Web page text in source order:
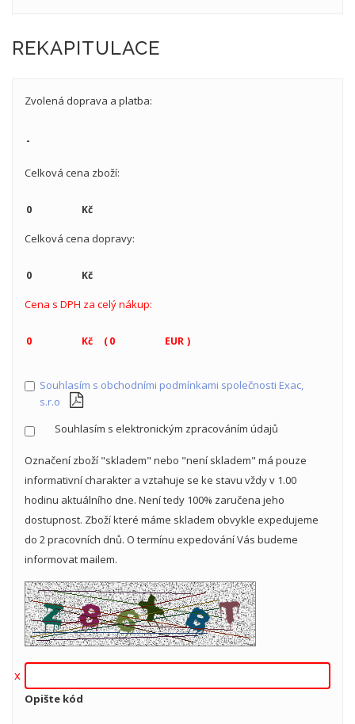
REKAPITULACE
Zvolená doprava a platba:
Celková cena zboží:
Celková cena dopravy:
Cena s DPH za celý nákup:
( )
Souhlasím s obchodními podmínkami společnosti Exac,
s.r.o
Souhlasím s elektronickým zpracováním údajů
Označení zboží "skladem" nebo "není skladem" má pouze
informativní charakter a vztahuje se ke stavu vždy v 1.00
hodinu aktuálního dne. Není tedy 100% zaručena jeho
dostupnost. Zboží které máme skladem obvykle expedujeme
do 2 pracovních dnů. O termínu expedování Vás budeme
informovat mailem.
Opište kód